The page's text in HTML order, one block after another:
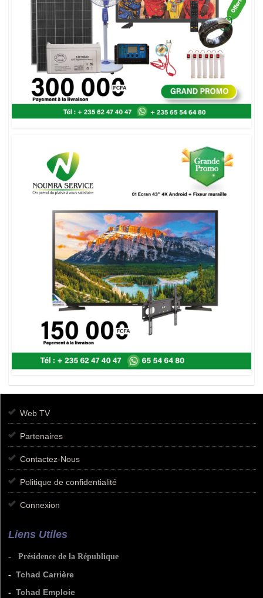
Web TV
Partenaires
Contactez-Nous
Politique de confidentialité
Connexion
Liens Utiles
- Présidence de la République
- Tchad Carrière
- Tchad Emploie